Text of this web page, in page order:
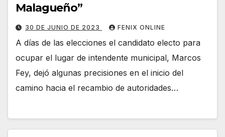
Malagueño”
30 DE JUNIO DE 2023 FENIX ONLINE
A días de las elecciones el candidato electo para
ocupar el lugar de intendente municipal, Marcos
Fey, dejó algunas precisiones en el inicio del
camino hacia el recambio de autoridades…